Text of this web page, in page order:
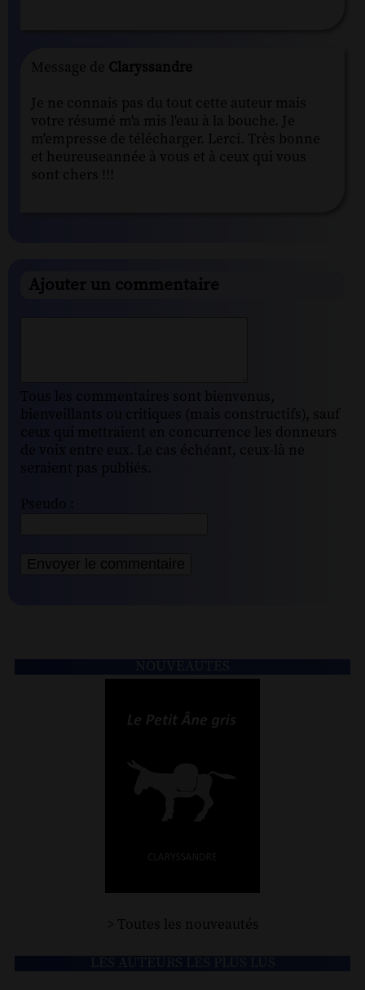
Message de Claryssandre
Je ne connais pas du tout cette auteur mais
votre résumé m'a mis l'eau à la bouche. Je
m'empresse de télécharger. Lerci. Très bonne
et heureuseannée à vous et à ceux qui vous
sont chers !!!
Ajouter un commentaire
Tous les commentaires sont bienvenus,
bienveillants ou critiques (mais constructifs), sauf
ceux qui mettraient en concurrence les donneurs
de voix entre eux. Le cas échéant, ceux-là ne
seraient pas publiés.
Pseudo :
> Toutes les nouveautés